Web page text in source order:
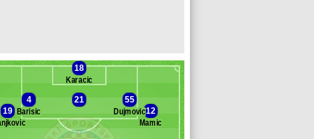
des remplaçantsZrinjski Mostar
18
Karacic
4
Barisic
21
55
Dujmovic
19
12
Mamic